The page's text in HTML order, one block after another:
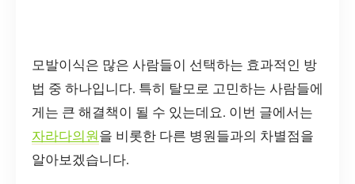
모발이식은 많은 사람들이 선택하는 효과적인 방
법 중 하나입니다. 특히 탈모로 고민하는 사람들에
게는 큰 해결책이 될 수 있는데요. 이번 글에서는
자라다의원을 비롯한 다른 병원들과의 차별점을
알아보겠습니다.